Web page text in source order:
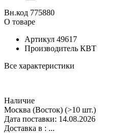
Вн.код 775880
О товаре
Артикул 49617
Производитель КВТ
Все характеристики
Наличие
Москва (Восток) (>10 шт.)
Дата поставки: 14.08.2026
Доставка в : ...